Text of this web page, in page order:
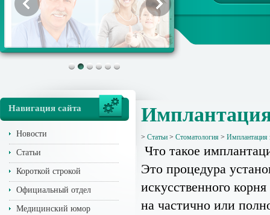
Навигация сайта
Новости
Статьи
Короткой строкой
Официальный отдел
Медицинский юмор
> Статьи > Стоматология > Имплантация
Что такое
Это процедура
искусственного
на частично или